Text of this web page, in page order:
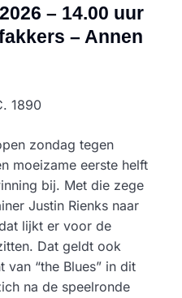
– 14.00 uur
– Annen
1890
zondag tegen
moeizame eerste helft
bij. Met die zege
Justin Rienks naar
lijkt er voor de
Dat geldt ook
“the Blues” in dit
na de speelronde